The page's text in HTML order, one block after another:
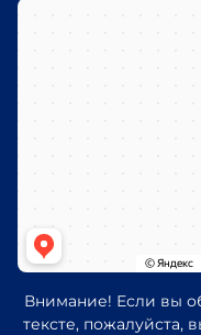
Внимание! Если вы
тексте, пожалуйста,